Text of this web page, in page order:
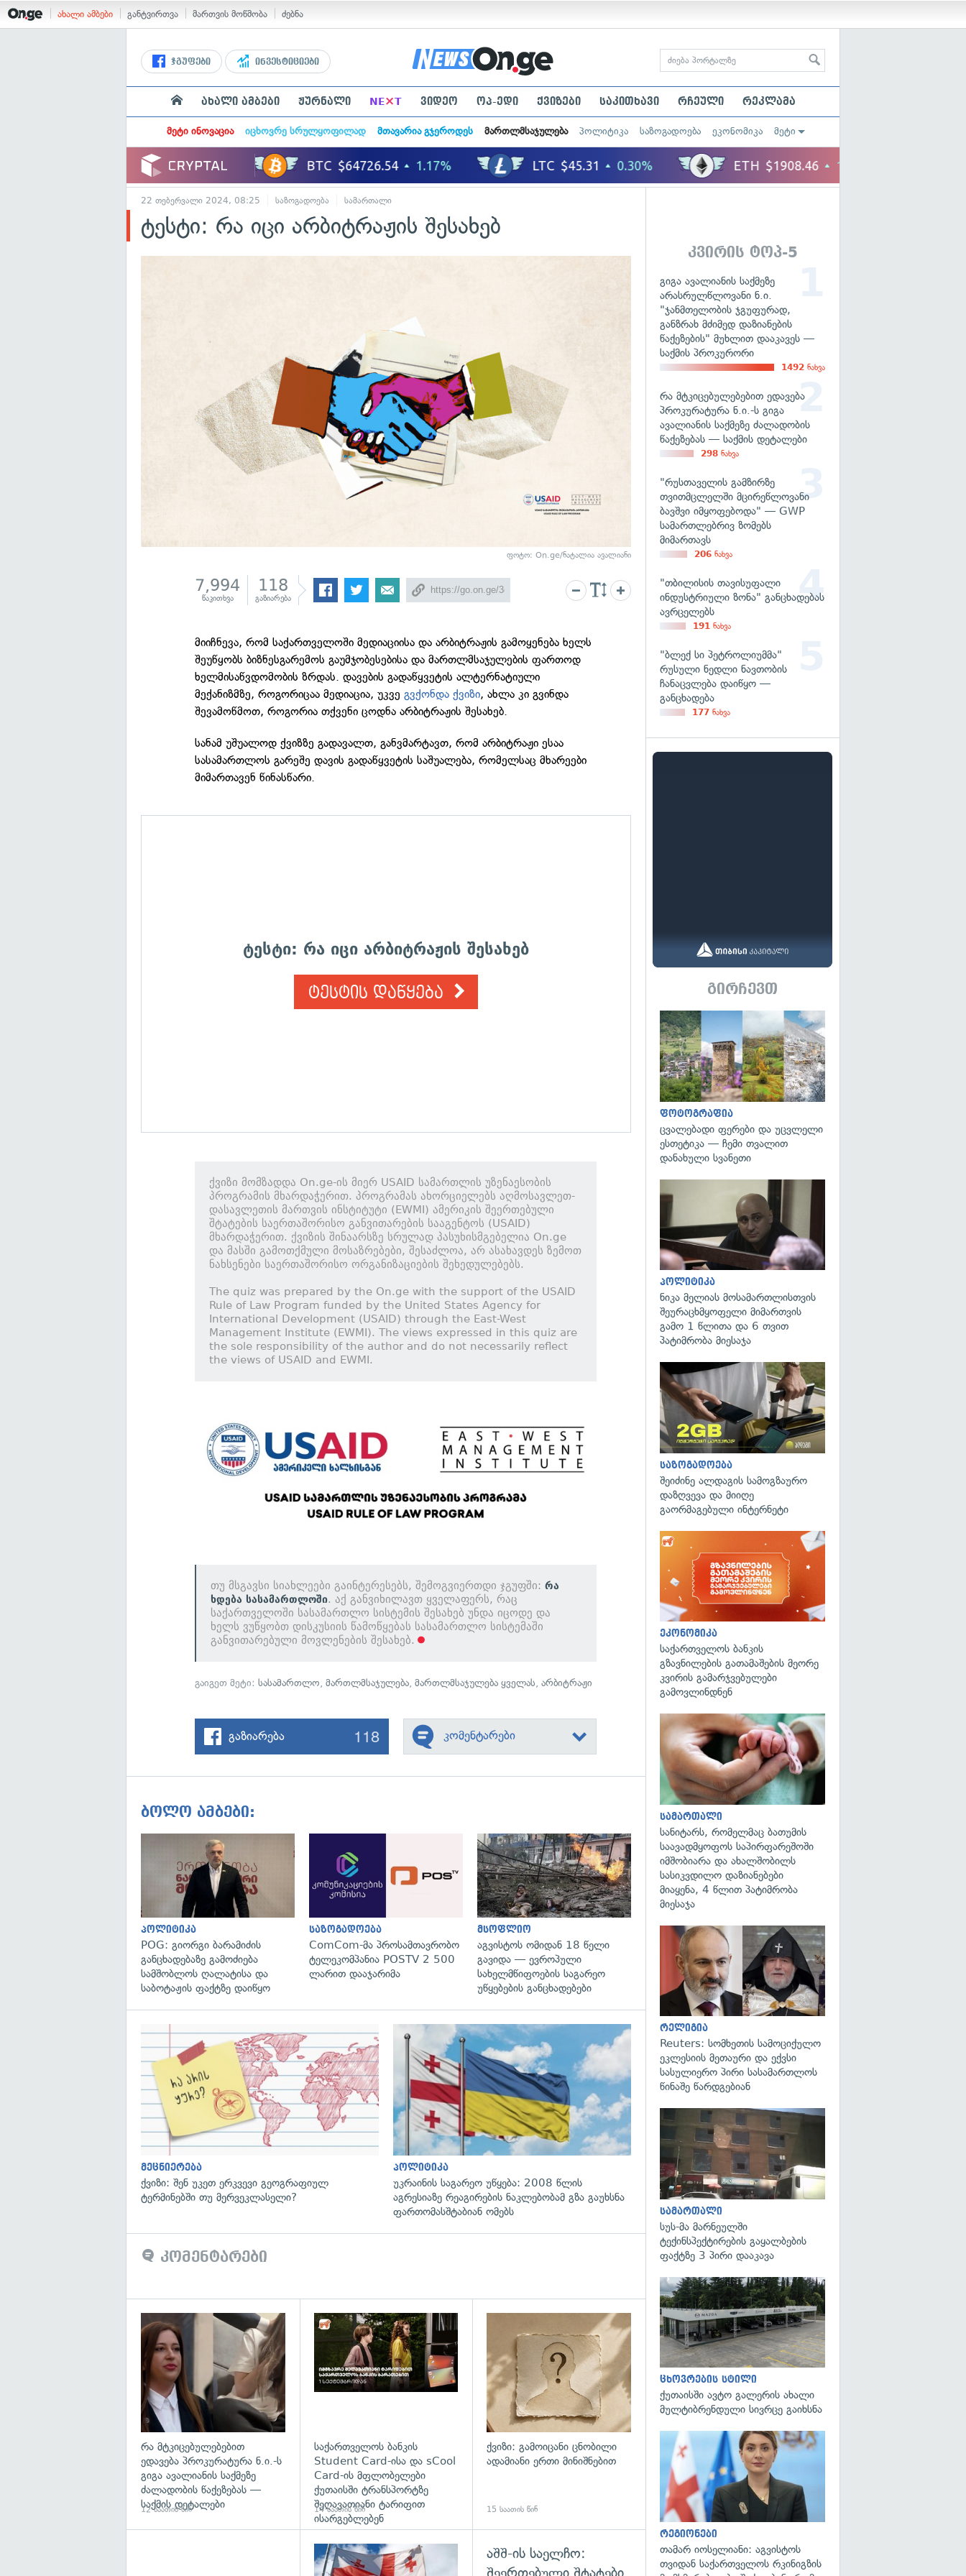
ახალი ამბები განტვირთვა მართვის მოწმობა ძებნა
ჯგუფები ინვესტიციები
ახალი ამბები ჟურნალი NE×T ვიდეო ოპ-ედი ქვიზები საკითხავი რჩეული რეკლამა
მეტი ინოვაცია იცხოვრე სრულყოფილად მთავარია გჯეროდეს მართლმსაჯულება პოლიტიკა საზოგადოება ეკონომიკა მეტი
22 თებერვალი 2024, 08:25 საზოგადოება სამართალი
ტესტი: რა იცი არბიტრაჟის შესახებ
ფოტო: On.ge/ნატალია ავალიანი
7,994
წაკითხვა
118
გაზიარება
მიიჩნევა, რომ საქართველოში მედიაციისა და არბიტრაჟის გამოყენება ხელს
შეუწყობს ბიზნესგარემოს გაუმჯობესებისა და მართლმსაჯულების ფართოდ
ხელმისაწვდომობის ზრდას. დავების გადაწყვეტის ალტერნატიული
მექანიზმზე, როგორიცაა მედიაცია, უკვეგვქონდა ქვიზი, ახლა კი გვინდა
შევამოწმოთ, როგორია თქვენი ცოდნა არბიტრაჟის შესახებ.
სანამ უშუალოდ ქვიზზე გადავალთ, განვმარტავთ, რომ არბიტრაჟი ესაა
სასამართლოს გარეშე დავის გადაწყვეტის საშუალება, რომელსაც მხარეები
მიმართავენ წინასწარი.
ტესტი: რა იცი არბიტრაჟის შესახებ
ტესტის დაწყება
ქვიზი მომზადდა On.ge-ის მიერ USAID სამართლის უზენაესობის
პროგრამის მხარდაჭერით. პროგრამას ახორციელებს აღმოსავლეთ-
დასავლეთის მართვის ინსტიტუტი (EWMI) ამერიკის შეერთებული
შტატების საერთაშორისო განვითარების სააგენტოს (USAID)
მხარდაჭერით. ქვიზის შინაარსზე სრულად პასუხისმგებელია On.ge
და მასში გამოთქმული მოსაზრებები, შესაძლოა, არ ასახავდეს ზემოთ
ნახსენები საერთაშორისო ორგანიზაციების შეხედულებებს.
The quiz was prepared by the On.ge with the support of the USAID
Rule of Law Program funded by the United States Agency for
International Development (USAID) through the East-West
Management Institute (EWMI). The views expressed in this quiz are
the sole responsibility of the author and do not necessarily reflect
the views of USAID and EWMI.
თუ მსგავსი სიახლეები გაინტერესებს, შემოგვიერთდი ჯგუფში:რა
ხდება სასამართლოში. აქ განვიხილავთ ყველაფერს, რაც
საქართველოში სასამართლო სისტემის შესახებ უნდა იცოდე და
ხელს ვუწყობთ დისკუსიის წამოწყებას სასამართლო სისტემაში
განვითარებული მოვლენების შესახებ.
გაიგეთ მეტი:სასამართლო,მართლმსაჯულება,მართლმსაჯულება ყველას,არბიტრაჟი
გაზიარება 118 კომენტარები
ბოლო ამბები:
პოლიტიკა
POG: გიორგი ბარამიძის
განცხადებაზე გამოძიება
სამშობლოს ღალატისა და
საბოტაჟის ფაქტზე დაიწყო
გადახედვა
საზოგადოება
ComCom-მა პროსამთავრობო
ტელეკომპანია POSTV 2 500
ლარით დააჯარიმა
გადახედვა
მსოფლიო
აგვისტოს ომიდან 18 წელი
გავიდა — ევროპული
სახელმწიფოების საგარეო
უწყებების განცხადებები
მეცნიერება
ქვიზი: შენ უკეთ ერკვევი გეოგრაფიულ
ტერმინებში თუ მერვეკლასელი?
გადახედვა
პოლიტიკა
უკრაინის საგარეო უწყება: 2008 წლის
აგრესიაზე რეაგირების ნაკლებობამ გზა გაუხსნა
ფართომასშტაბიან ომებს
კომენტარები
გადახედვა
რა მტკიცებულებებით
ედავება პროკურატურა ნ.ი.-ს
გიგა ავალიანის საქმეზე
ძალადობის წაქეზებას —
საქმის დეტალები
12 საათის წინ
საქართველოს ბანკის
Student Card-ისა და sCool
Card-ის მფლობელები
ქუთაისში ტრანსპორტზე
შეღავათიანი ტარიფით
ისარგებლებენ
14 საათის წინ
ქვიზი: გამოიცანი ცნობილი
ადამიანი ერთი მინიშნებით
15 საათის წინ
გადახედვა
აშშ-ის საელჩო:
შეერთებული შტატები
კვირის ტოპ-5
გიგა ავალიანის საქმეზე
არასრულწლოვანი ნ.ი.
"ჯანმთელობის ჯგუფურად,
განზრახ მძიმედ დაზიანების
წაქეზების" მუხლით დააკავეს —
საქმის პროკურორი
1492 ნახვა
რა მტკიცებულებებით ედავება
პროკურატურა ნ.ი.-ს გიგა
ავალიანის საქმეზე ძალადობის
წაქეზებას — საქმის დეტალები
298 ნახვა
"რუსთაველის გამზირზე
თვითმცლელში მცირეწლოვანი
ბავშვი იმყოფებოდა" — GWP
სამართლებრივ ზომებს
მიმართავს
206 ნახვა
"თბილისის თავისუფალი
ინდუსტრიული ზონა" განცხადებას
ავრცელებს
191 ნახვა
"ბლექ სი პეტროლიუმმა"
რუსული ნედლი ნავთობის
ჩანაცვლება დაიწყო —
განცხადება
177 ნახვა
გირჩევთ
ფოტოგრაფია
ცვალებადი ფერები და უცვლელი
ესთეტიკა — ჩემი თვალით
დანახული სვანეთი
პოლიტიკა
ნიკა მელიას მოსამართლისთვის
შეურაცხმყოფელი მიმართვის
გამო 1 წლითა და 6 თვით
პატიმრობა მიესაჯა
საზოგადოება
შეიძინე ალდაგის სამოგზაურო
დაზღვევა და მიიღე
გაორმაგებული ინტერნეტი
ეკონომიკა
საქართველოს ბანკის
გზავნილების გათამაშების მეორე
კვირის გამარჯვებულები
გამოვლინდნენ
სამართალი
სანიტარს, რომელმაც ბათუმის
საავადმყოფოს საპირფარეშოში
იმშობიარა და ახალშობილს
სასიკვდილო დაზიანებები
მიაყენა, 4 წლით პატიმრობა
მიესაჯა
რელიგია
Reuters: სომხეთის სამოციქულო
ეკლესიის მეთაური და ექვსი
სასულიერო პირი სასამართლოს
წინაშე წარდგებიან
სამართალი
სუს-მა მარნეულში
ტექინსპექტირების გაყალბების
ფაქტზე 3 პირი დააკავა
ცხოვრების სტილი
ქუთაისში ავტო გალერის ახალი
მულტიბრენდული სივრცე გაიხსნა
რეგიონები
თამარ იოსელიანი: აგვისტოს
თვიდან საქართველოს რკინიგზის